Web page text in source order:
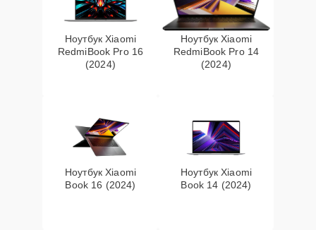
Ноутбук Xiaomi
RedmiBook Pro 16
(2024)
Ноутбук Xiaomi
RedmiBook Pro 14
(2024)
Ноутбук Xiaomi
Book 16 (2024)
Ноутбук Xiaomi
Book 14 (2024)